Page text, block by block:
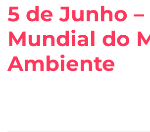
5 de Junho –
Mundial do
Ambiente